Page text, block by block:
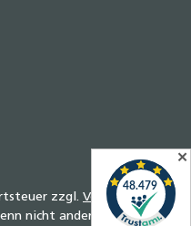
zzgl. Versandkosten
nicht anders angegeben.
✕